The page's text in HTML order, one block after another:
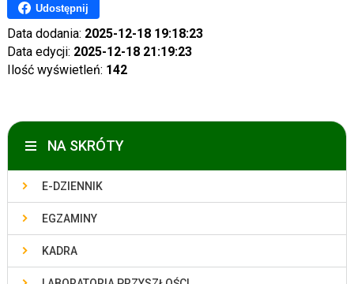
Udostępnij
Data dodania: 2025-12-18 19:18:23
Data edycji: 2025-12-18 21:19:23
Ilość wyświetleń: 142
NA SKRÓTY
E-DZIENNIK
EGZAMINY
KADRA